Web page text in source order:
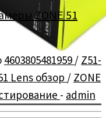
ZONE 51
4603805481959 / Z51-
Lens обзор / ZONE
- admin